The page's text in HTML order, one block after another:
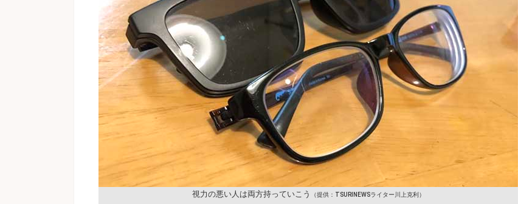
視力の悪い人は両方持っていこう （提供：TSURINEWSライター川上克利）